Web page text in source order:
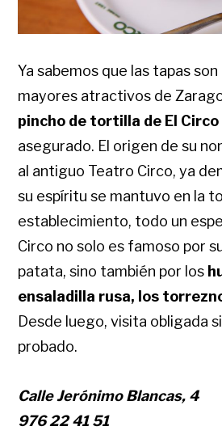
Ya sabemos que las tapas
mayores atractivos de
pincho de tortilla de El Circo
asegurado. El origen de su
al antiguo Teatro Circo, ya
su espíritu se mantuvo en la
establecimiento, todo un
Circo no solo es famoso por
patata, sino también por los
ensaladilla rusa, los
Desde luego, visita obligada
probado.
Calle Jerónimo Blancas, 4
976 22 41 51